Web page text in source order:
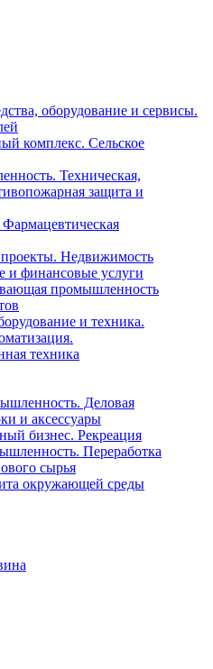
оборудование и сервисы.
комплекс. Сельское
Техническая,
защита и
Недвижимость
и финансовые услуги
промышленность
и техника.
техника
Деловая
и аксессуары
бизнес. Рекреация
Переработка
сырья
окружающей среды